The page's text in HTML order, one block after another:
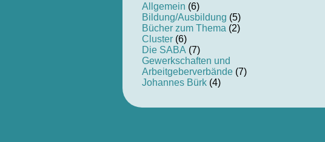
Allgemein (6)
Bildung/Ausbildung (5)
Bücher zum Thema (2)
Cluster(6)
Die SABA (7)
Gewerkschaften und
Arbeitgeberverbände(7)
Johannes Bürk(4)